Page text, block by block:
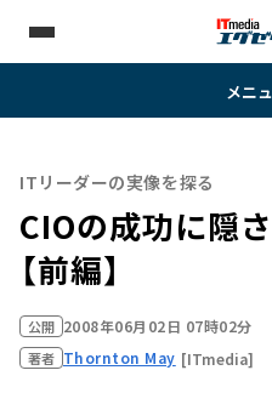
メニ
ITリーダーの実像を探る
CIOの成功に隠
【前編】
公開 2008年06月02日 07時02分
著者 Thornton May [ITmedia]